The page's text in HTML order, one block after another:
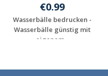
€0.99
Wasserbälle bedrucken -
Wasserbälle günstig mit
eigenem...